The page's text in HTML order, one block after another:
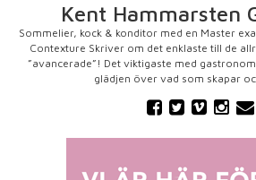
Kent Hammarsten
Sommelier, kock & konditor med en Master
Contexture Skriver om det enklaste till de
”avancerade”! Det viktigaste med
glädjen över vad som skapar